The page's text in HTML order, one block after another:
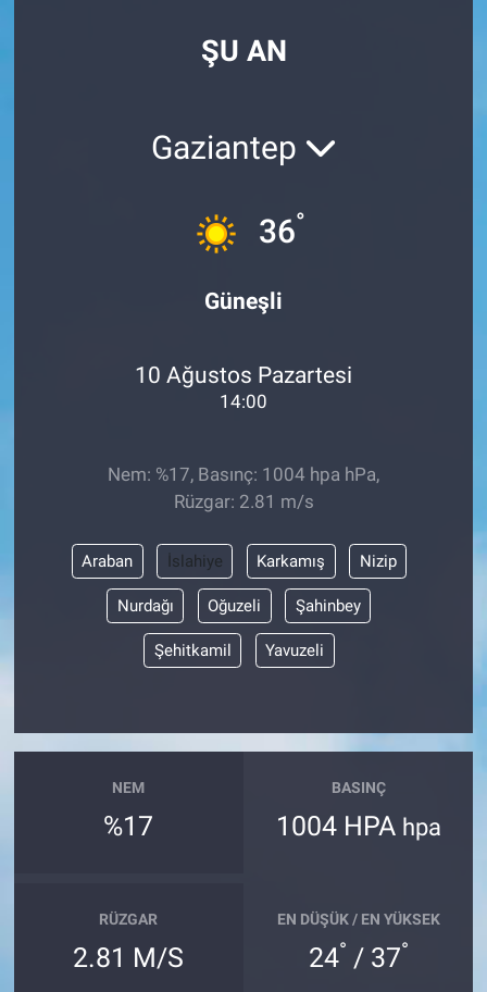
ŞU AN
Gaziantep
36°
Güneşli
10 Ağustos Pazartesi
14:00
Nem: %17, Basınç: 1004 hpa hPa,
Rüzgar: 2.81 m/s
Araban İslahiye Karkamış Nizip
Nurdağı Oğuzeli Şahinbey
Şehitkamil Yavuzeli
NEM
%17
BASINÇ
1004 HPA hpa
RÜZGAR
2.81 M/S
EN DÜŞÜK / EN YÜKSEK
24° / 37°
Özel Haberler
Teknoloji